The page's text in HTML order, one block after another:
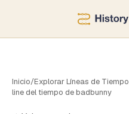
Inicio/Explorar Líneas de Tiempo
line del tiempo de badbunny